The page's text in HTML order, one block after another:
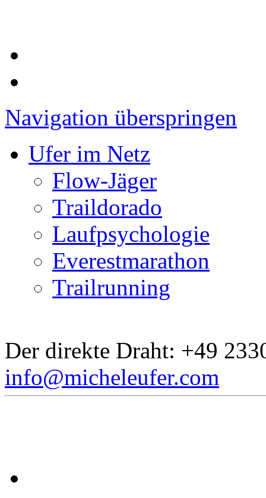
Navigation überspringen
Ufer im Netz
Flow-Jäger
Traildorado
Laufpsychologie
Everestmarathon
Trailrunning
Der direkte Draht: +49
info@micheleufer.com